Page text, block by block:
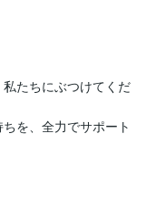
たちにぶつけてくだ
を、全力でサポート